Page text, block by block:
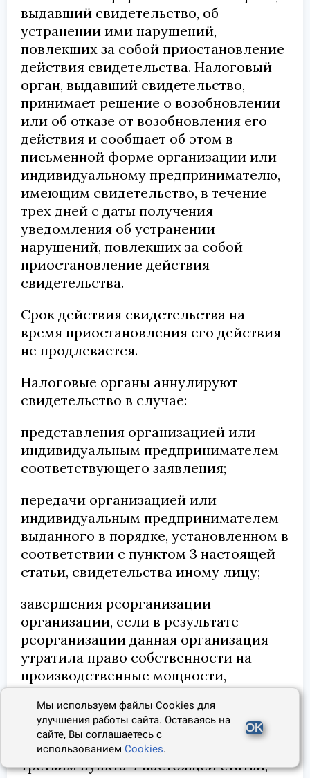
выдавший свидетельство, об
устранении ими нарушений,
повлекших за собой приостановление
действия свидетельства. Налоговый
орган, выдавший свидетельство,
принимает решение о возобновлении
или об отказе от возобновления его
действия и сообщает об этом в
письменной форме организации или
индивидуальному предпринимателю,
имеющим свидетельство, в течение
трех дней с даты получения
уведомления об устранении
нарушений, повлекших за собой
приостановление действия
свидетельства.
Срок действия свидетельства на
время приостановления его действия
не продлевается.
Налоговые органы аннулируют
свидетельство в случае:
представления организацией или
индивидуальным предпринимателем
соответствующего заявления;
передачи организацией или
индивидуальным предпринимателем
выданного в порядке, установленном в
соответствии с пунктом 3 настоящей
статьи, свидетельства иному лицу;
завершения реорганизации
организации, если в результате
реорганизации данная организация
утратила право собственности на
производственные мощности,
заявленные при получении
свидетельства, или прекращения
действия договоров,
предусмотренных абзацами вторым и
третьим пункта 4 настоящей статьи;
Мы используем файлы Cookies для
улучшения работы сайта. Оставаясь на
сайте, Вы соглашаетесь с
использованиемCookies.
OK